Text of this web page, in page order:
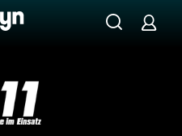
Mord in Serie